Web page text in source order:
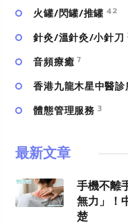
火罐/閃罐/推罐 42
針灸/溫針灸/小針刀
⾳頻療癒 7
香港九龍木星中醫診
體態管理服務 3
最新文章
手機不離
無力」！
楚